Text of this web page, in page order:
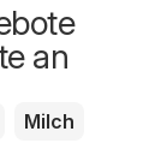
an
Milch